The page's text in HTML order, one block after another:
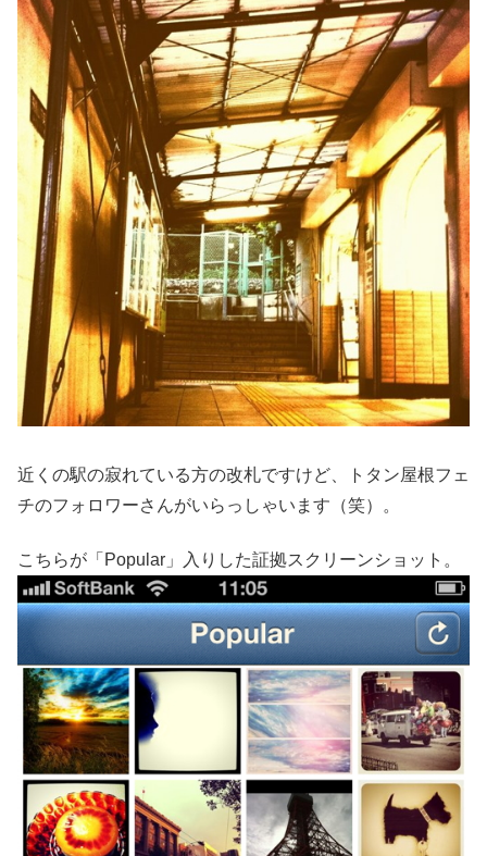
近くの駅の寂れている方の改札ですけど、トタン屋根フェ
チのフォロワーさんがいらっしゃいます（笑）。
こちらが「Popular」入りした証拠スクリーンショット。